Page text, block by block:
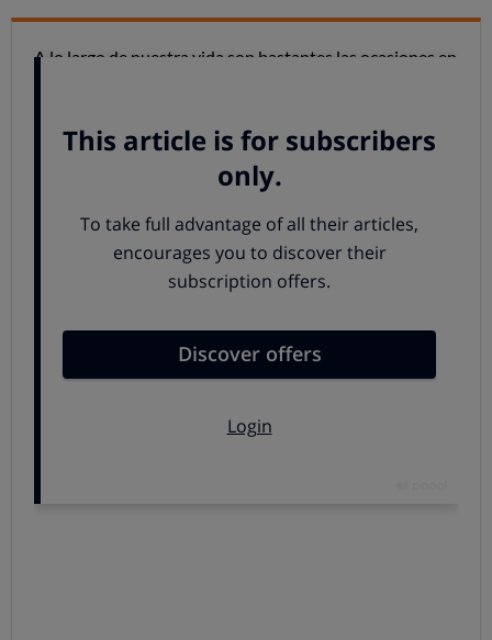
A lo largo de nuestra vida son bastantes las ocasiones en
correctay hasta excelente en muchas ocasiones, pero
también son humanos y cometen errores
desde un agravamiento
enfermedad, hasta unas
lesiones permanentes o